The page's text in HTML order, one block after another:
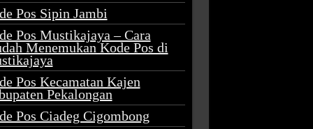
Pos Sipin Jambi
Pos Mustikajaya – Cara
Menemukan Kode Pos di
Pos Kecamatan Kajen
Pekalongan
Pos Ciadeg Cigombong